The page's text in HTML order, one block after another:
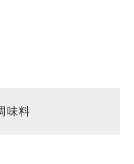
味料